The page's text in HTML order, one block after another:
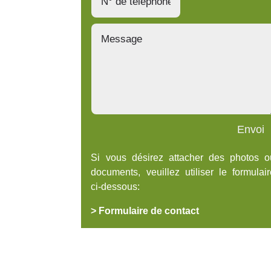
Envoi
Si vous désirez attacher des photos
documents, veuillez utiliser le
ci-dessous:
> Formulaire de contact